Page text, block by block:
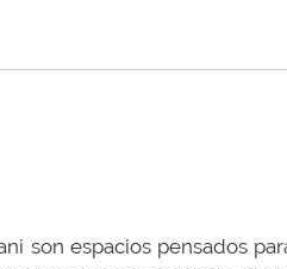
son espacios pensados